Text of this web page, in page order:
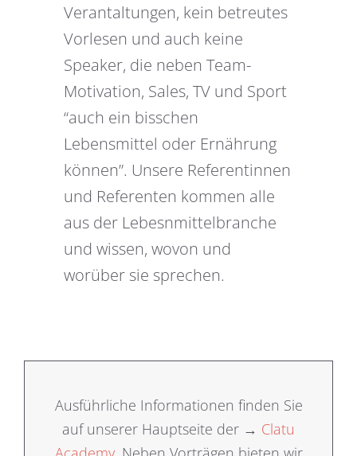
Verantaltungen, kein betreutes
Vorlesen und auch keine
Speaker, die neben Team-
Motivation, Sales, TV und Sport
“auch ein bisschen
Lebensmittel oder Ernährung
können”. Unsere Referentinnen
und Referenten kommen alle
aus der Lebesnmittelbranche
und wissen, wovon und
worüber sie sprechen.
Ausführliche Informationen finden Sie
auf unserer Hauptseite der → Clatu